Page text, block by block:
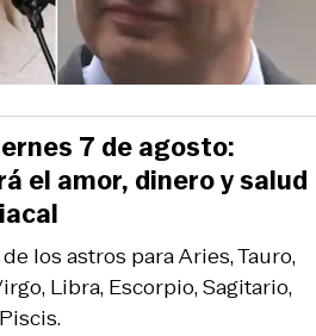
los astros para Aries, Tauro,
Libra, Escorpio, Sagitario,
7 de agosto:
el amor, dinero y salud